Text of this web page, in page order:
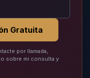
Gratuita
por llamada,
sobre mi consulta y